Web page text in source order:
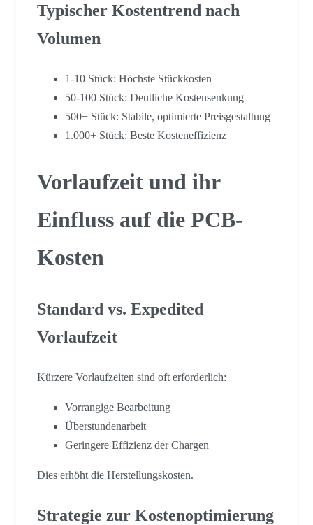
Typischer Kostentrend nach
Volumen
1-10 Stück: Höchste Stückkosten
50-100 Stück: Deutliche Kostensenkung
500+ Stück: Stabile, optimierte Preisgestaltung
1.000+ Stück: Beste Kosteneffizienz
Vorlaufzeit und ihr
Einfluss auf die PCB-
Kosten
Standard vs. Expedited
Vorlaufzeit
Kürzere Vorlaufzeiten sind oft erforderlich:
Vorrangige Bearbeitung
Überstundenarbeit
Geringere Effizienz der Chargen
Dies erhöht die Herstellungskosten.
Strategie zur Kostenoptimierung